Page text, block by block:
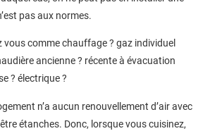
pas aux normes.
vous comme chauffage ? gaz individuel
ancienne ? récente à évacuation
? électrique ?
n’a aucun renouvellement d’air avec
étanches. Donc, lorsque vous cuisinez,